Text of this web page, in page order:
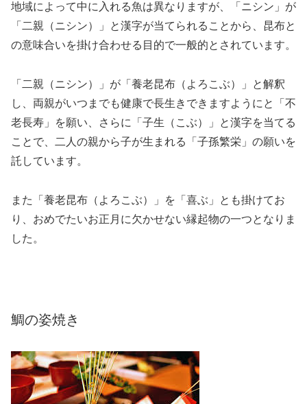
地域によって中に入れる魚は異なりますが、「ニシン」が
「二親（ニシン）」と漢字が当てられることから、昆布と
の意味合いを掛け合わせる目的で一般的とされています。
「二親（ニシン）」が「養老昆布（よろこぶ）」と解釈
し、両親がいつまでも健康で長生きできますようにと「不
老長寿」を願い、さらに「子生（こぶ）」と漢字を当てる
ことで、二人の親から子が生まれる「子孫繁栄」の願いを
託しています。
また「養老昆布（よろこぶ）」を「喜ぶ」とも掛けてお
り、おめでたいお正月に欠かせない縁起物の一つとなりま
した。
鯛の姿焼き